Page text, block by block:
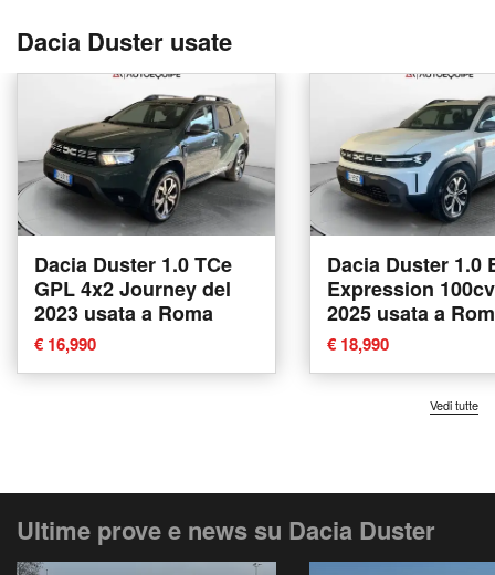
Dacia Duster usate
Dacia Duster 1.0 TCe
GPL 4x2 Journey del
2023 usata a Roma
€ 16,990
Dacia Duster 1.0
Expression
2025 usata a
€ 18,990
Vedi tutte
Ultime prove e news su Dacia Duster